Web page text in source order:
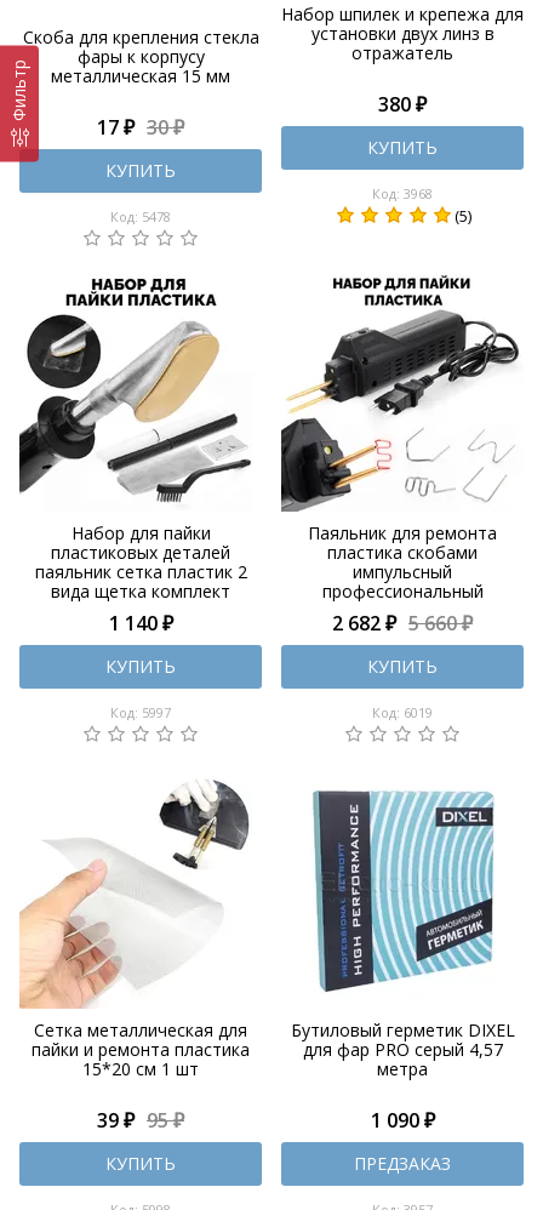
Скоба для крепления стекла
фары к корпусу
металлическая 15 мм
17 ₽ 30 ₽
КУПИТЬ
Код: 5478
Набор шпилек и крепежа для
установки двух линз в
отражатель
380 ₽
КУПИТЬ
Код: 3968
(5)
Набор для пайки
пластиковых деталей
паяльник сетка пластик 2
вида щетка комплект
1 140 ₽
КУПИТЬ
Код: 5997
Паяльник для ремонта
пластика скобами
импульсный
профессиональный
2 682 ₽ 5 660 ₽
КУПИТЬ
Код: 6019
Сетка металлическая для
пайки и ремонта пластика
15*20 см 1 шт
39 ₽ 95 ₽
КУПИТЬ
Бутиловый герметик DIXEL
для фар PRO серый 4,57
метра
1 090 ₽
ПРЕДЗАКАЗ
Фильтр